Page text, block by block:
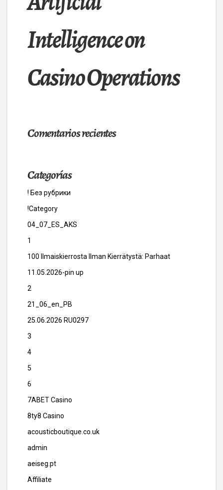
Intelligence on
Casino Operations
Comentarios recientes
Categorías
! Без рубрики
!Category
04_07_ES_AKS
1
100 Ilmaiskierrosta Ilman Kierrätystä: Parhaat
11.05.2026-pin up
2
21_06_en_PB
25.06.2026 RU0297
3
4
5
6
7ABET Casino
8ty8 Casino
acousticboutique.co.uk
admin
aeiseg.pt
Affiliate